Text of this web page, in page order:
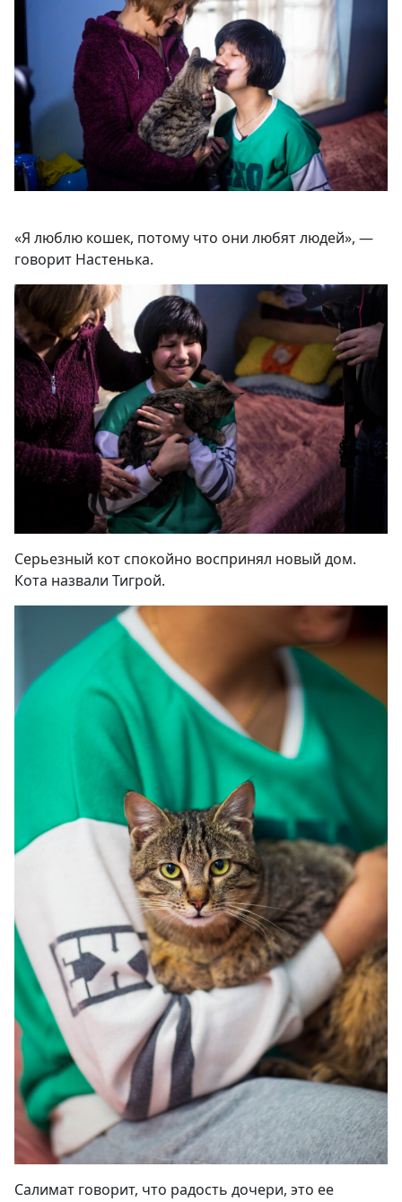
«Я люблю кошек, потому что они любят людей», —
говорит Настенька.
Серьезный кот спокойно воспринял новый дом.
Кота назвали Тигрой.
Салимат говорит, что радость дочери, это ее